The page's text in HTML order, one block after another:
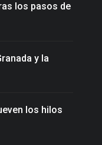
los pasos de
y la
los hilos